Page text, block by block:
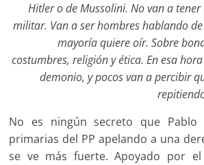
Hitler o de Mussolini. No van a
militar. Van a ser hombres hablando
mayoría quiere oír. Sobre
costumbres, religión y ética. En esa
demonio, y pocos van a percibir
No es ningún secreto que Pablo
primarias del PP apelando a una
se ve más fuerte. Apoyado por